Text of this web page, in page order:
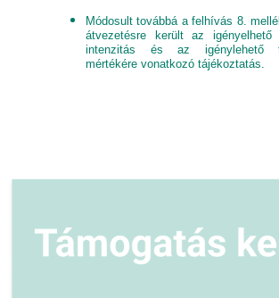
Módosult továbbá a felhívás 8.
átvezetésre került az igényelhető
intenzitás és az igénylehető
mértékére vonatkozó tájékoztatás.